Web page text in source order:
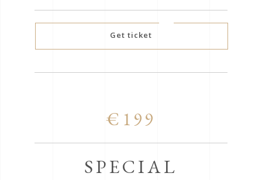
Get ticket
€199
SPECIAL